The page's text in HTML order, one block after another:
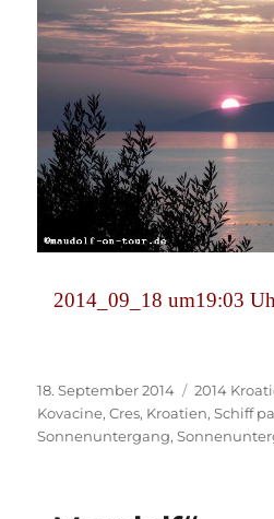
2014_09_18 um19:03
Veröffentlicht
am
18. September 2014 Kategorien
2014
Kovacine,Cres, Kroatien,Schiff
Sonnenuntergang,